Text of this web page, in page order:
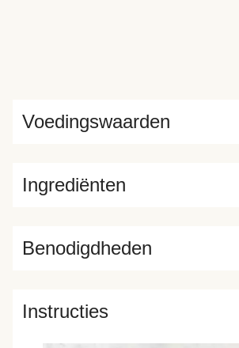
Ingrediënten
Voedingswaarden
Benodigdheden
Instructies